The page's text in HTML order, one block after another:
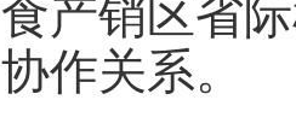
食产销区省
协作关系。